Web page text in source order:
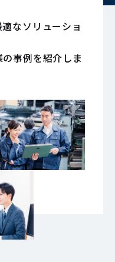
なソリューショ
事例を紹介しま